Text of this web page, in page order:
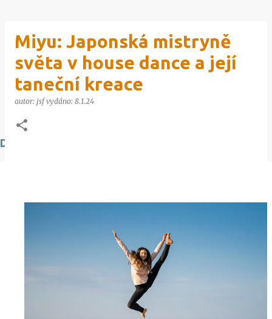
DOPORUČUJEME
Miyu: Japonská mistryně
světa v house dance a její
taneční kreace
autor: jsf vydáno: 8.1.24